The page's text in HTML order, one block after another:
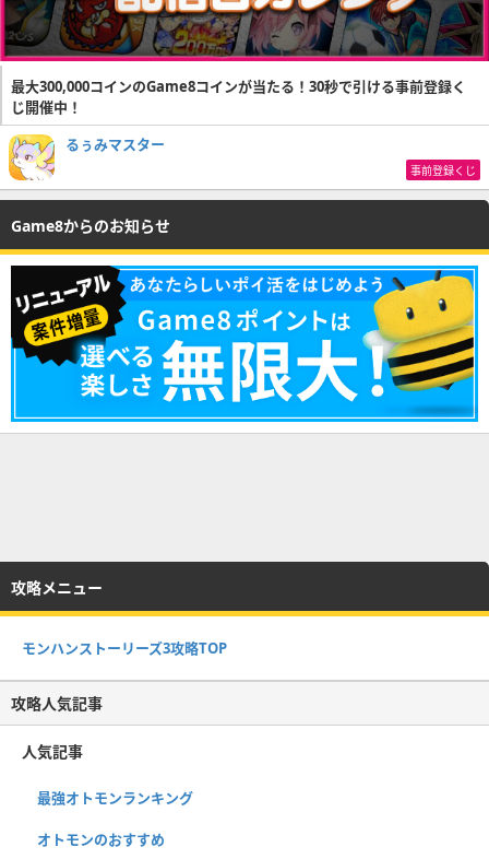
最大300,000コインのGame8コインが当たる！30秒で引ける事前登録く
じ開催中！
るぅみマスター
事前登録くじ
Game8からのお知らせ
攻略メニュー
モンハンストーリーズ3攻略TOP
攻略人気記事
人気記事
最強オトモンランキング
オトモンのおすすめ